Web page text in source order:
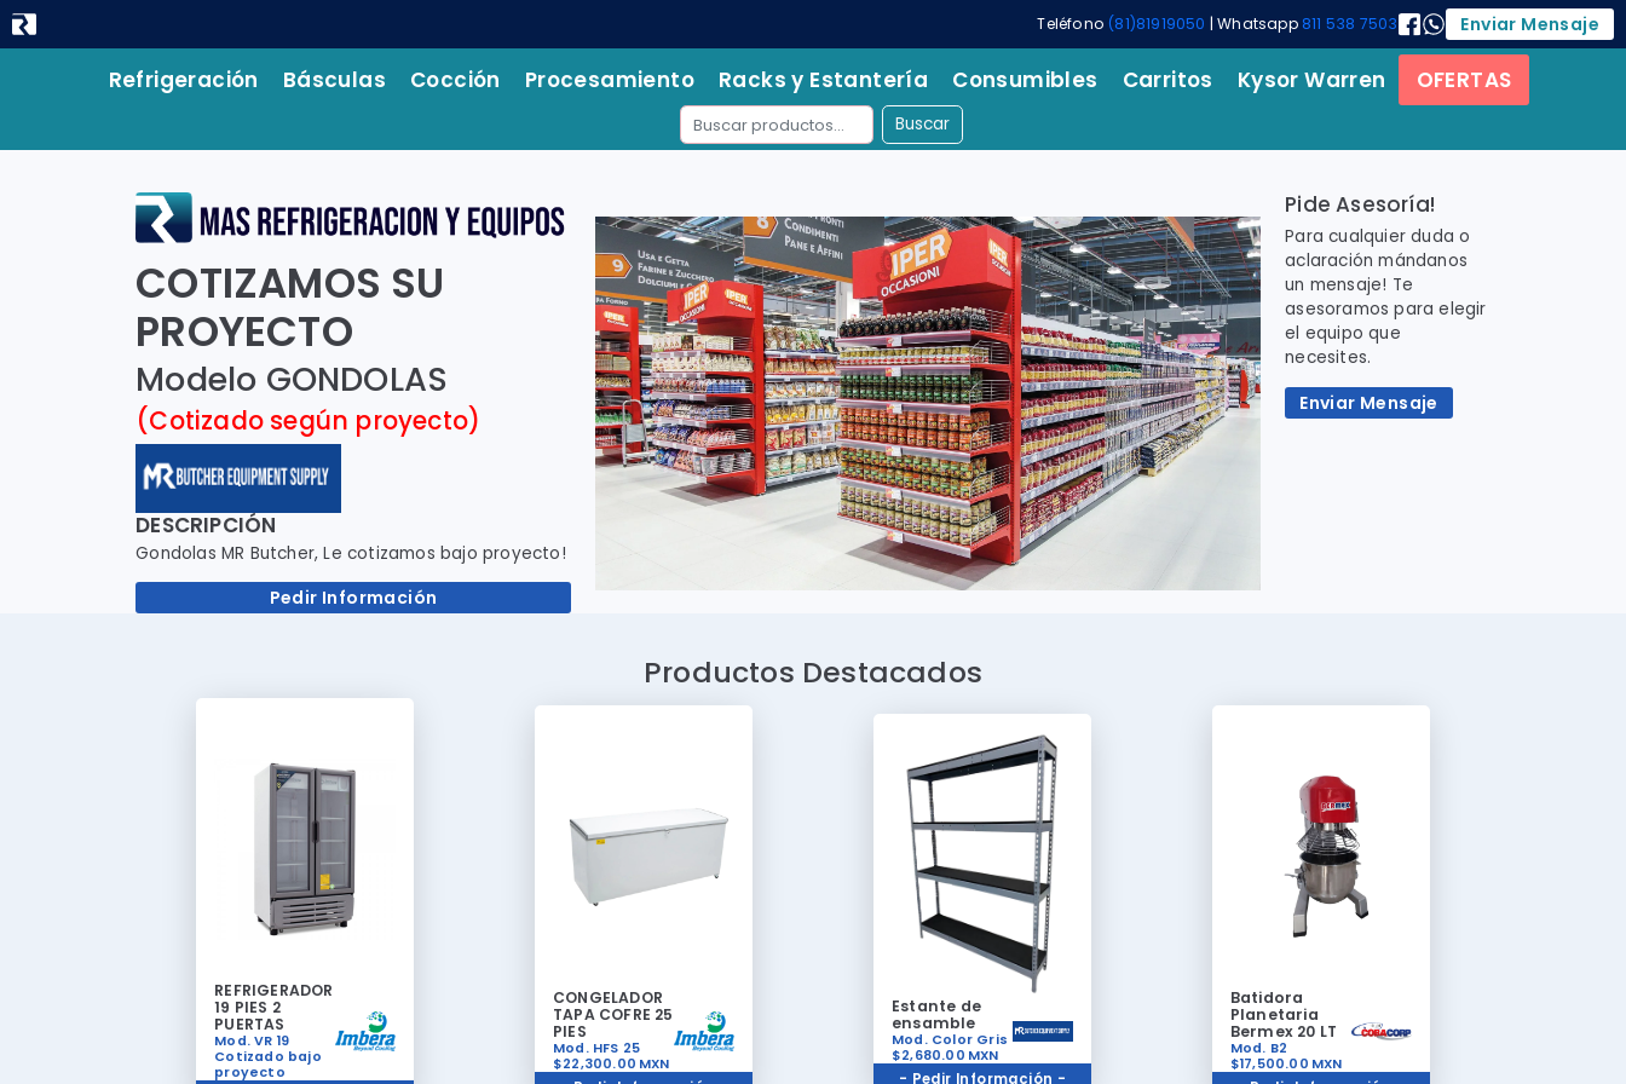
Teléfono (81)81919050 | Whatsapp 811 538 7503 Enviar Mensaje
Refrigeración Básculas Cocción Procesamiento Racks y Estantería Consumibles Carritos Kysor Warren OFERTAS
Buscar
COTIZAMOS SU
PROYECTO
Modelo GONDOLAS
(Cotizado según proyecto)
DESCRIPCIÓN
Gondolas MR Butcher, Le cotizamos bajo proyecto!
Pedir Información
Pide Asesoría!
Para cualquier duda o
aclaración mándanos
un mensaje! Te
asesoramos para elegir
el equipo que
necesites.
Enviar Mensaje
Productos Destacados
REFRIGERADOR
19 PIES 2
PUERTAS
Mod. VR 19
Cotizado bajo
proyecto
CONGELADOR
TAPA COFRE 25
PIES
Mod. HFS 25
$22,300.00 MXN
Estante de
ensamble
Mod. Color Gris
$2,680.00 MXN
- Pedir Información -
Batidora
Planetaria
Bermex 20 LT
Mod. B2
$17,500.00 MXN